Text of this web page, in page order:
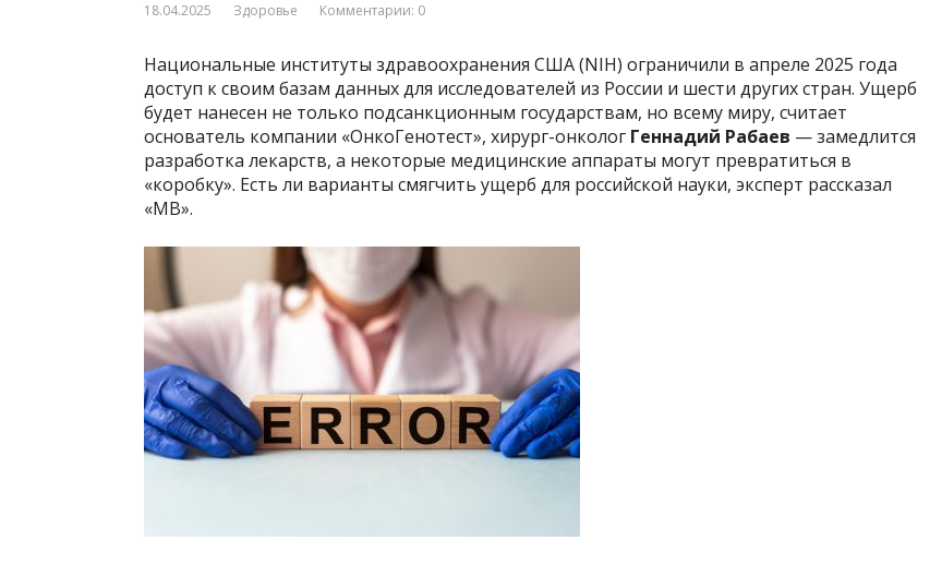
18.04.2025 Здоровье Комментарии: 0
Национальные институты здравоохранения США (NIH) ограничили в апреле 2025 года
доступ к своим базам данных для исследователей из России и шести других стран. Ущерб
будет нанесен не только подсанкционным государствам, но всему миру, считает
основатель компании «ОнкоГенотест», хирург-онколог Геннадий Рабаев — замедлится
разработка лекарств, а некоторые медицинские аппараты могут превратиться в
«коробку». Есть ли варианты смягчить ущерб для российской науки, эксперт рассказал
«МВ».